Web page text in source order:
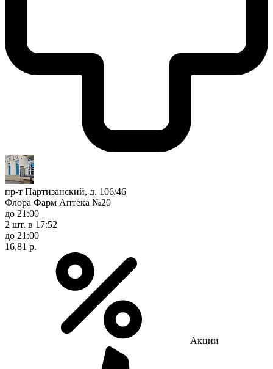
пр-т Партизанский, д. 106/46
Флора Фарм Аптека №20
до 21:00
2 шт. в 17:52
до 21:00
16,81 р.
Акции